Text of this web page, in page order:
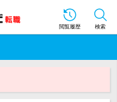
閲覧履歴 検索